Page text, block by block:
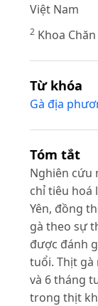
Việt Nam
2 Khoa
Từ khóa
Gà địa
Tóm tắt
Nghiên cứu
chỉ tiêu hoá
Yên, đồng
gà theo sự
được đánh
tuổi. Thịt gà
và 6 tháng
trong thịt